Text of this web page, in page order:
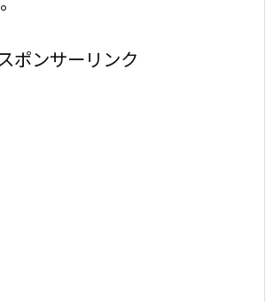
ポンサーリンク